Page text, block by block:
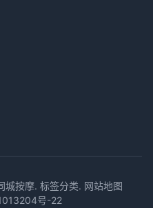
城按摩. 标签分类. 网站地图
号-22